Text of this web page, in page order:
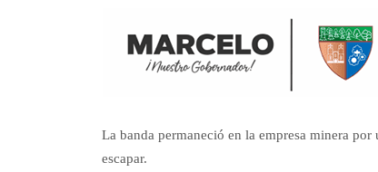
La banda permaneció en la empresa minera
escapar.